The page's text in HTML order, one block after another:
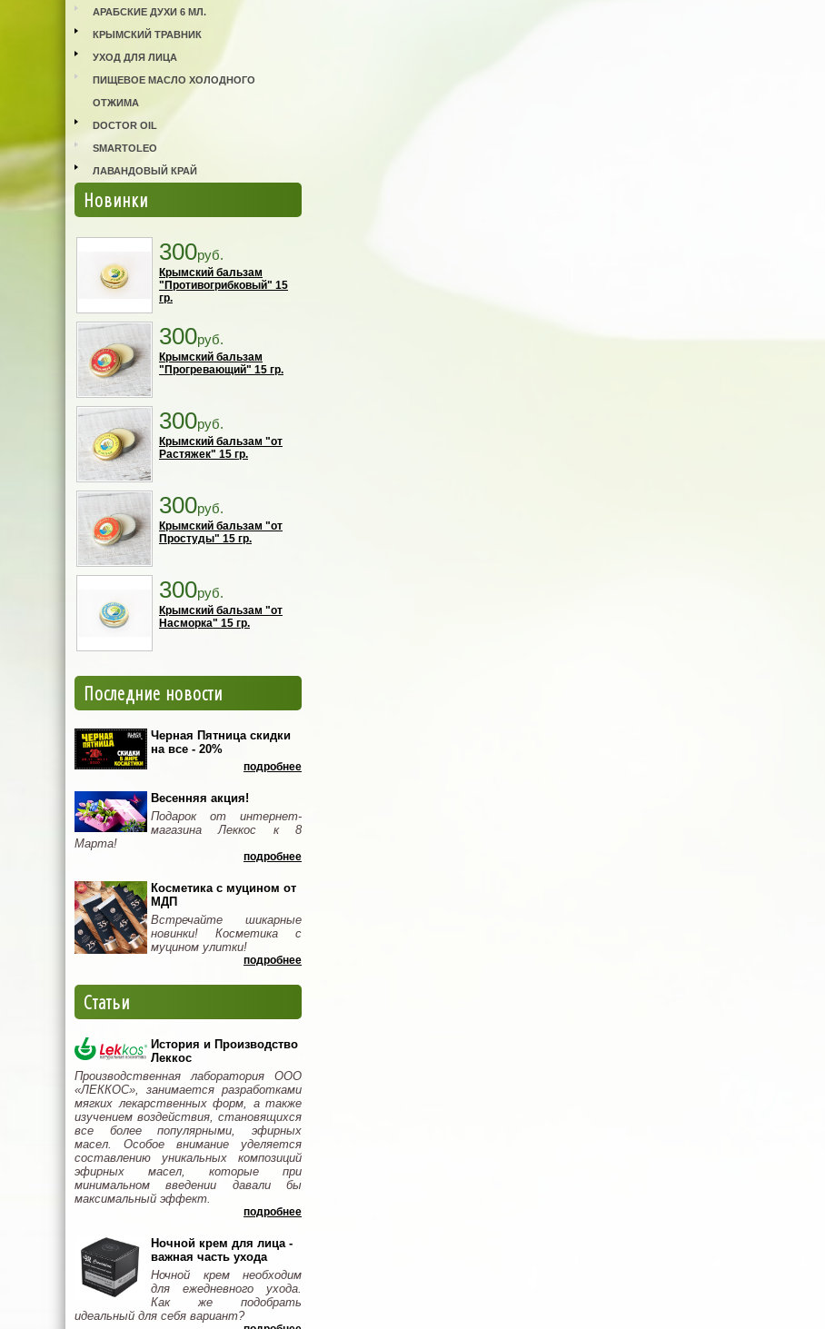
АРАБСКИЕ ДУХИ 6 МЛ.
КРЫМСКИЙ ТРАВНИК
УХОД ДЛЯ ЛИЦА
ПИЩЕВОЕ МАСЛО ХОЛОДНОГО
ОТЖИМА
DOCTOR OIL
SMARTOLEO
ЛАВАНДОВЫЙ КРАЙ
Новинки
300руб.
Крымский бальзам
"Противогрибковый" 15
гр.
300руб.
Крымский бальзам
"Прогревающий" 15 гр.
300руб.
Крымский бальзам "от
Растяжек" 15 гр.
300руб.
Крымский бальзам "от
Простуды" 15 гр.
300руб.
Крымский бальзам "от
Насморка" 15 гр.
Последние новости
Черная Пятница скидки
на все - 20%
подробнее
Весенняя акция!
Подарок от интернет-
магазина Леккос к 8
Марта!
подробнее
Косметика с муцином от
МДП
Встречайте шикарные
новинки! Косметика с
муцином улитки!
подробнее
Статьи
История и Производство
Леккос
Производственная лаборатория ООО
«ЛЕККОС», занимается разработками
мягких лекарственных форм, а также
изучением воздействия, становящихся
все более популярными, эфирных
масел. Особое внимание уделяется
составлению уникальных композиций
эфирных масел, которые при
минимальном введении давали бы
максимальный эффект.
подробнее
Ночной крем для лица -
важная часть ухода
Ночной крем необходим
для ежедневного ухода.
Как же подобрать
идеальный для себя вариант?